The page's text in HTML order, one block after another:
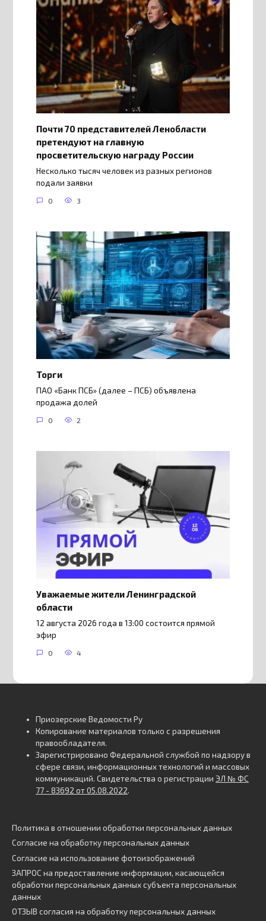
Почти 70 представителей Ленобласти
претендуют на главную
просветительскую награду России
Несколько тысяч человек из разных регионов
подали заявки
0 3
Торги
ПАО «Банк ПСБ» (далее – ПСБ) объявлена
продажа долей
0 2
Уважаемые жители Ленинградской
области
12 августа 2026 года в 13:00 состоится прямой
эфир
0 4
Приозерские Ведомости Ру
Копирование материалов только с разрешения
правообладателя.
Зарегистрировано Федеральной службой по надзору в
сфере связи, информационных технологий и массовых
коммуникаций. Свидетельства о регистрации ЭЛ № ФС
77 - 83692 от 05.08.2022.
Политика в отношении обработки персональных данных
Согласие на обработку персональных данных
Согласие на использование фотоизображений
ЗАПРОС на предоставление информации, касающейся
обработки персональных данных субъекта персональных
данных
ОТЗЫВ согласия на обработку персональных данных